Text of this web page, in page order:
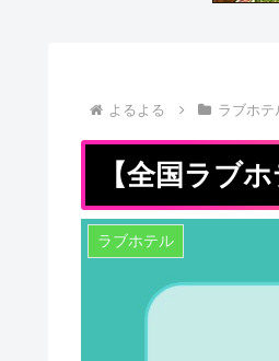
よるよる ラブホテ
【全国ラブ
ラブホテル